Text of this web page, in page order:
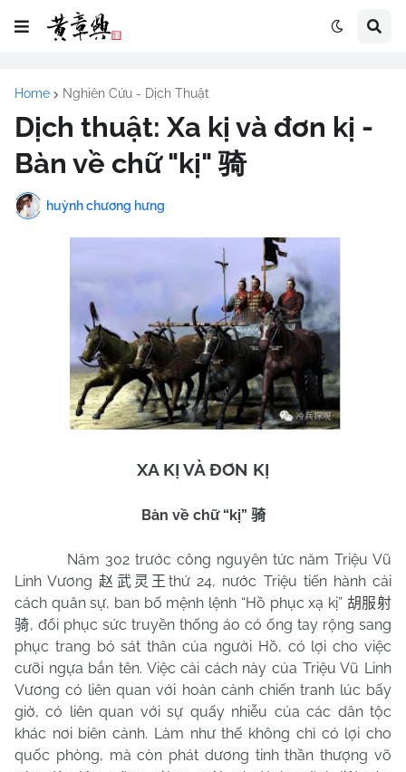
Home Nghiên Cứu - Dịch Thuật
Dịch thuật: Xa kị và đơn kị -
Bàn về chữ "kị" 骑
huỳnh chương hưng
XA KỊ VÀ ĐƠN KỊ
Bàn về chữ “kị” 骑
Năm 302 trước công nguyên tức năm Triệu Vũ
Linh Vương赵武灵王thứ 24, nước Triệu tiến hành cải
cách quân sự, ban bố mệnh lệnh “Hồ phục xạ kị” 胡服射
骑, đổi phục sức truyền thống áo có ống tay rộng sang
phục trang bó sát thân của người Hồ, có lợi cho việc
cưỡi ngựa bắn tên. Việc cải cách này của Triệu Vũ Linh
Vương có liên quan với hoàn cảnh chiến tranh lúc bấy
giờ, có liên quan với sự quấy nhiễu của các dân tộc
khác nơi biên cảnh. Làm như thế không chỉ có lợi cho
quốc phòng, mà còn phát dương tinh thần thượng võ